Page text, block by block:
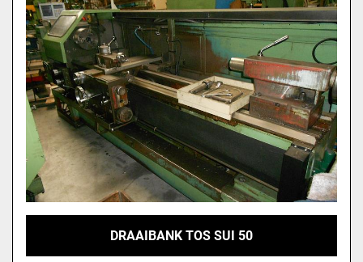
DRAAIBANK TOS SUI 50